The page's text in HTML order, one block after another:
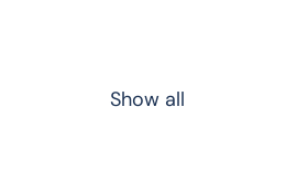
Show all